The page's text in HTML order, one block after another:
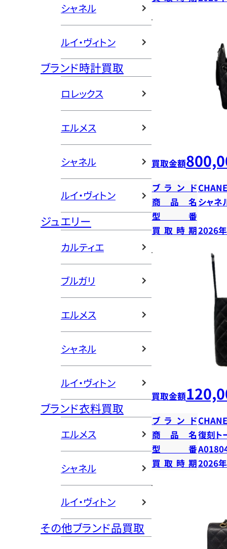
シャネル
ルイ・ヴィトン
ブランド時計買取
ロレックス
エルメス
シャネル
ルイ・ヴィトン
ジュエリー
カルティエ
ブルガリ
エルメス
シャネル
ルイ・ヴィトン
ブランド衣料買取
エルメス
シャネル
ルイ・ヴィトン
その他ブランド品買取
買取金額
ブランド
商品名 シャネ
型番
買取時期2026
買取金額
ブランド
商品名復刻ト
型番
買取時期2026